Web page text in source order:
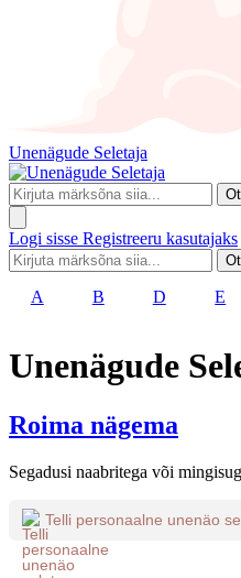
Unenägude Seletaja
Logi sisse Registreeru kasutajaks
A B D E
Unenägude
Roima nägema
Segadusi naabritega või
Telli personaalne unenäo